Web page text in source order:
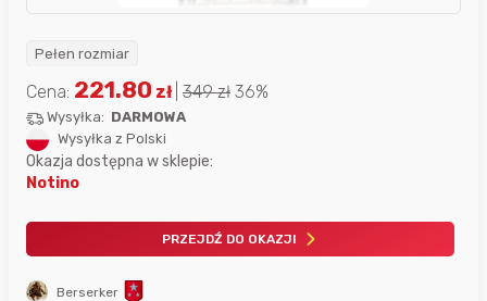
Pełen rozmiar
Berserker
Cena: 221.80 zł 349zł 36%
Wysyłka: DARMOWA
Wysyłka z Polski
Okazja dostępna w sklepie:
Notino
PRZEJDŹ DO OKAZJI